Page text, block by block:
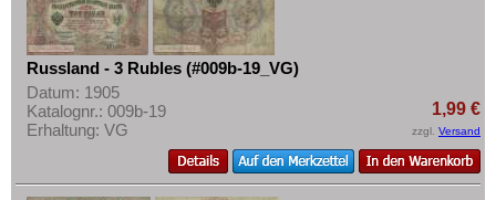
Russland - 3 Rubles (#009b-19_VG)
Datum: 1905
Katalognr.: 009b-19
Erhaltung: VG
1,99 €
zzgl. Versand